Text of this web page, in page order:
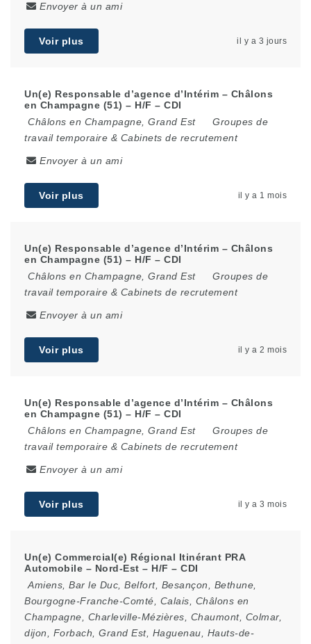
Envoyer à un ami
Voir plus il y a 3 jours
Un(e) Responsable d’agence d’Intérim – Châlons
en Champagne (51) – H/F – CDI
Châlons en Champagne Grand Est
Groupes de
travail temporaire & Cabinets de recrutement
Envoyer à un ami
Voir plus il y a 1 mois
Un(e) Responsable d’agence d’Intérim – Châlons
en Champagne (51) – H/F – CDI
Châlons en Champagne Grand Est
Groupes de
travail temporaire & Cabinets de recrutement
Envoyer à un ami
Voir plus il y a 2 mois
Un(e) Responsable d’agence d’Intérim – Châlons
en Champagne (51) – H/F – CDI
Châlons en Champagne Grand Est
Groupes de
travail temporaire & Cabinets de recrutement
Envoyer à un ami
Voir plus il y a 3 mois
Un(e) Commercial(e) Régional Itinérant PRA
Automobile – Nord-Est – H/F – CDI
Amiens Bar le Duc Belfort, Besançon Bethune
Bourgogne-Franche-Comté
Calais
Châlons en
Champagne
Charleville-Mézières Chaumont, Colmar,
dijon
Forbach Grand Est, Haguenau
Hauts-de-